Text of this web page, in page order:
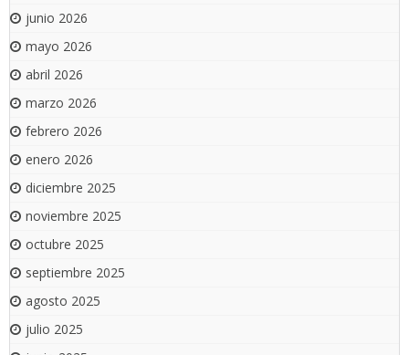
junio 2026
mayo 2026
abril 2026
marzo 2026
febrero 2026
enero 2026
diciembre 2025
noviembre 2025
octubre 2025
septiembre 2025
agosto 2025
julio 2025